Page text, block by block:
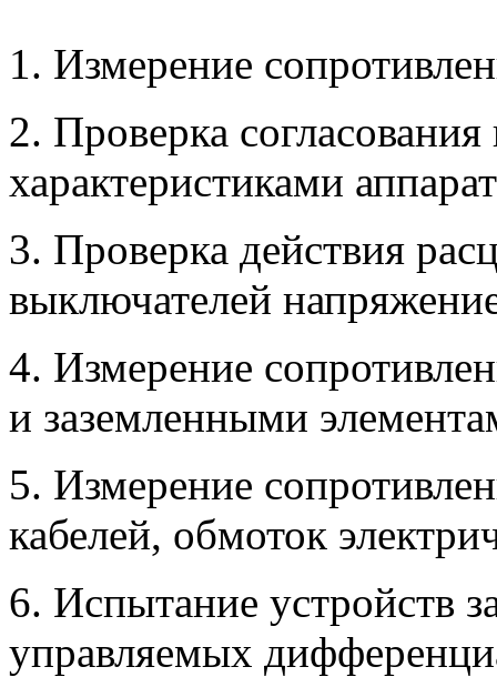
1. Измерение
2. Проверка
характеристиками
3. Проверка действия
выключателей
4. Измерение
и заземленными
5. Измерение
кабелей, обмоток
6. Испытание устройств
управляемых